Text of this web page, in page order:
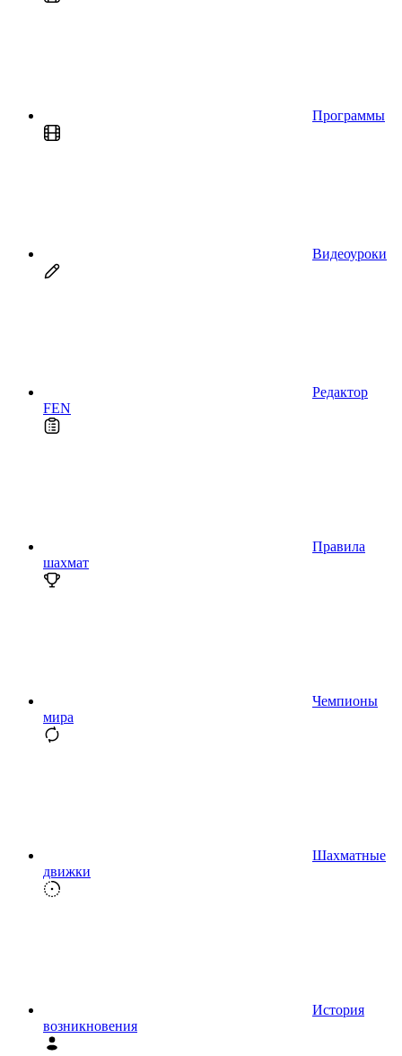
Программы
Видеоуроки
Редактор
FEN
Правила
шахмат
Чемпионы
мира
Шахматные
движки
История
возникновения